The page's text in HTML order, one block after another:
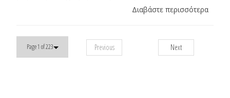
Διαβάστε περισσότερα
Page 1 of 223 Previous Next